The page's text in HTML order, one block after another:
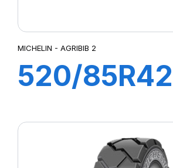
MICHELIN - AGRIBIB 2
520/85R42
AGRIBIB 2